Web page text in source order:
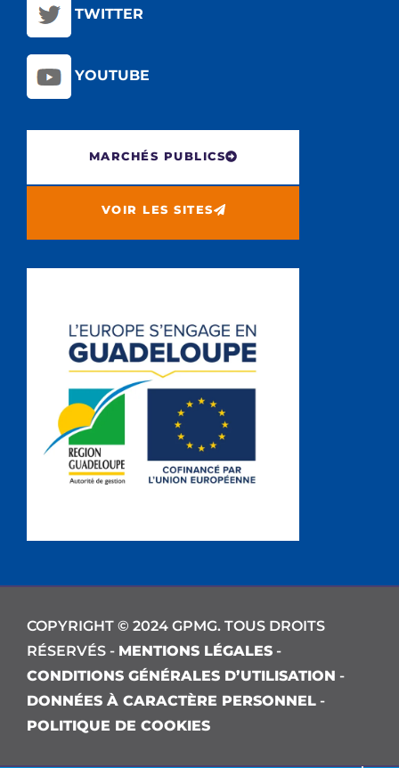
TWITTER
YOUTUBE
MARCHÉS PUBLICS
VOIR LES SITES
COPYRIGHT © 2024 GPMG. TOUS DROITS
RÉSERVÉS - MENTIONS LÉGALES -
CONDITIONS GÉNÉRALES D’UTILISATION -
DONNÉES À CARACTÈRE PERSONNEL -
POLITIQUE DE COOKIES